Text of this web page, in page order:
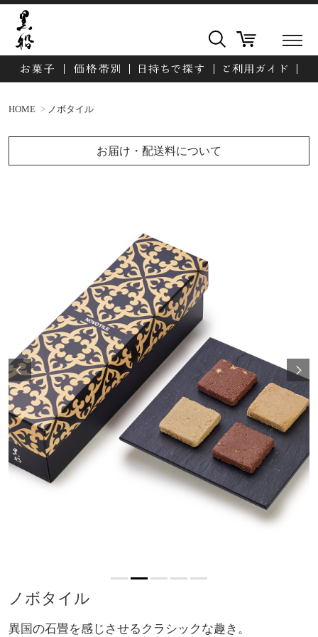
HOME ノボタイル
お届け・配送料について
ノボタイル
異国の石畳を感じさせるクラシックな趣き。